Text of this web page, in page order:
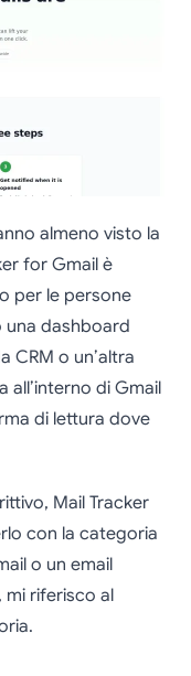
almeno visto la
for Gmail è
per le persone
una dashboard
CRM o un’altra
all’interno di Gmail
di lettura dove
Mail Tracker
con la categoria
o un email
mi riferisco al